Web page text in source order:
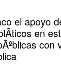
el apoyo
en
con